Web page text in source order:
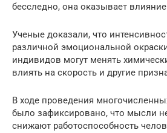
бесследно, она оказывает
Ученые доказали, что
различной эмоциональной
индивидов могут менять
влиять на скорость и другие
В ходе проведения
было зафиксировано, что мысли
снижают работоспособность